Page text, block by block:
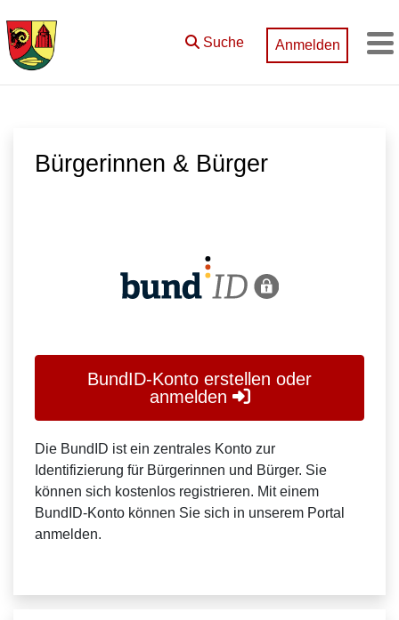
Suche Anmelden
Bürgerinnen & Bürger
BundID-Konto erstellen oder
anmelden
Die BundID ist ein zentrales Konto zur
Identifizierung für Bürgerinnen und Bürger. Sie
können sich kostenlos registrieren. Mit einem
BundID-Konto können Sie sich in unserem Portal
anmelden.